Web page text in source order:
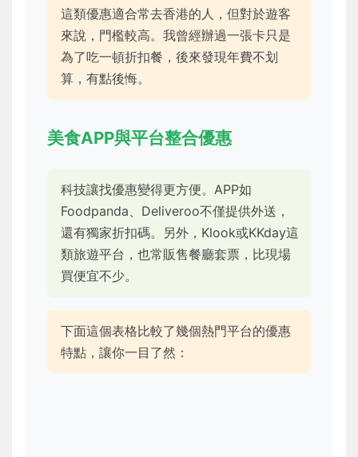
這類優惠適合常去香港的人，但對於遊客
來說，門檻較高。我曾經辦過一張卡只是
為了吃一頓折扣餐，後來發現年費不划
算，有點後悔。
美食APP與平台整合優惠
科技讓找優惠變得更方便。APP如
Foodpanda、Deliveroo不僅提供外送，
還有獨家折扣碼。另外，Klook或KKday這
類旅遊平台，也常販售餐廳套票，比現場
買便宜不少。
下面這個表格比較了幾個熱門平台的優惠
特點，讓你一目了然：